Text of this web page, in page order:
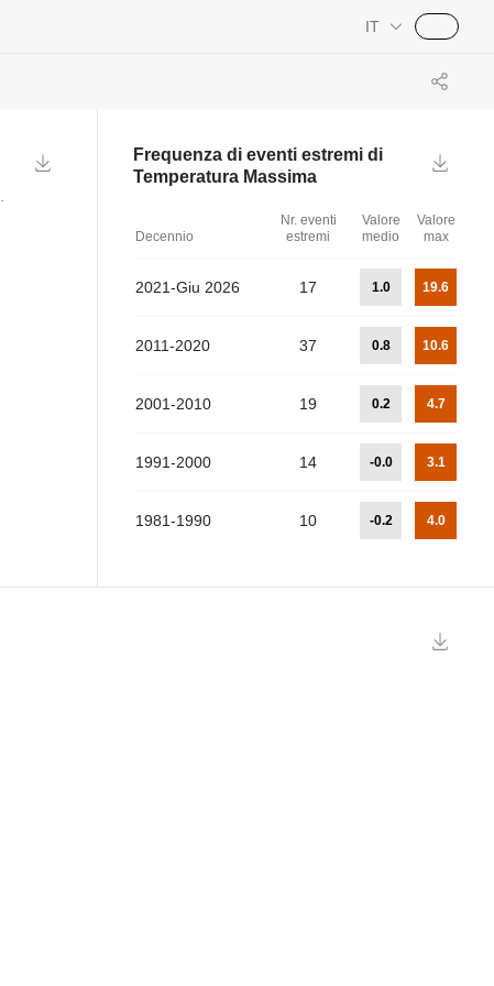
IT
Frequenza di eventi estremi di
Temperatura Massima
Decennio
Nr. eventi
estremi
Valore
medio
Valore
max
2021-Giu 2026 17 1.0 19.6
2011-2020 37 0.8 10.6
2001-2010 19 0.2 4.7
1991-2000 14 -0.0 3.1
1981-1990 10 -0.2 4.0